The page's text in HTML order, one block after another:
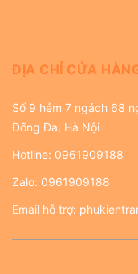
ĐỊA CHỈ CỬA
Số 9 hẻm 7 ngách 68
Đống Đa, Hà Nội
Hotline: 0961909188
Zalo: 0961909188
Email hỗ trợ: